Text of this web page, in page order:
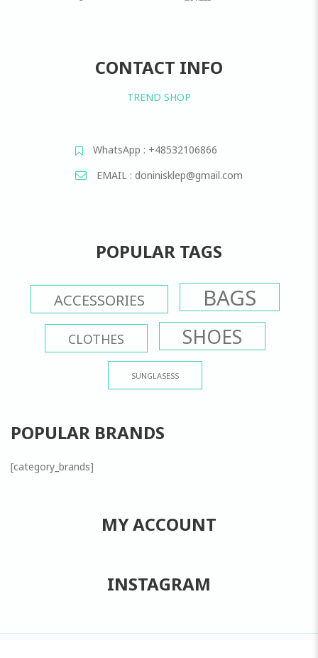
CONTACT INFO
TREND SHOP
WhatsApp : +48532106866
EMAIL : doninisklep@gmail.com
POPULAR TAGS
ACCESSORIES BAGS
CLOTHES SHOES
SUNGLASESS
POPULAR BRANDS
[category_brands]
MY ACCOUNT
INSTAGRAM